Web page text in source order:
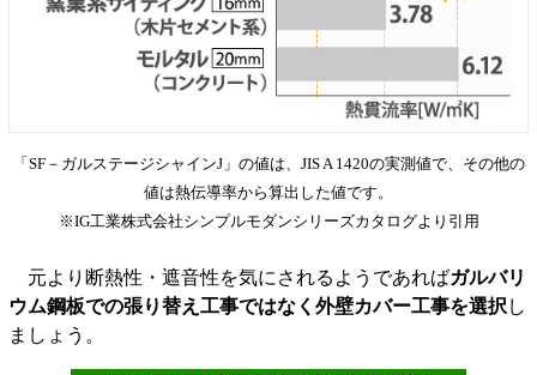
「SF－ガルステージシャインJ」の値は、JIS A 1420の実測値で、その他の
値は熱伝導率から算出した値です。
※IG工業株式会社シンプルモダンシリーズカタログより引用
元より断熱性・遮音性を気にされるようであればガルバリ
ウム鋼板での張り替え工事ではなく外壁カバー工事を選択し
ましょう。